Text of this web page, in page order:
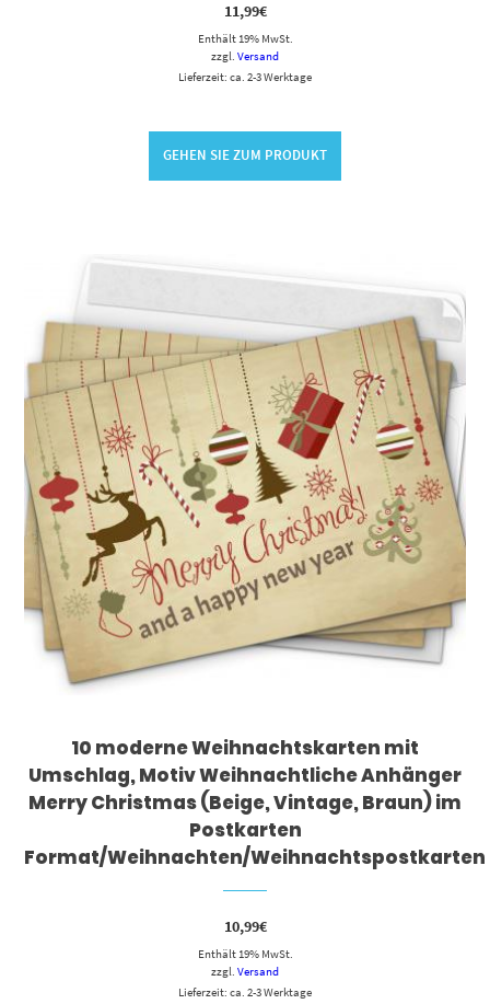
11,99€
Enthält 19% MwSt.
zzgl. Versand
Lieferzeit: ca. 2-3 Werktage
GEHEN SIE ZUM PRODUKT
10 moderne Weihnachtskarten mit
Umschlag, Motiv Weihnachtliche Anhänger
Merry Christmas (Beige, Vintage, Braun) im
Postkarten
Format/Weihnachten/Weihnachtspostkarten
10,99€
Enthält 19% MwSt.
zzgl. Versand
Lieferzeit: ca. 2-3 Werktage